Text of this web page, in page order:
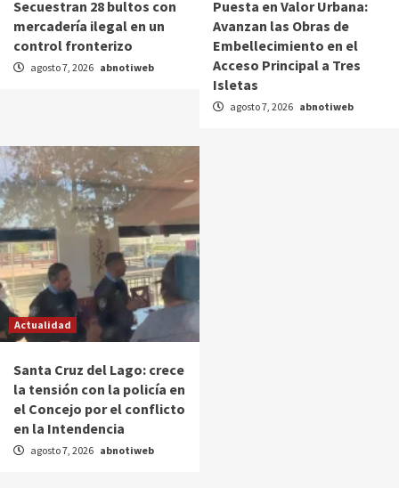
Secuestran 28 bultos con
mercadería ilegal en un
control fronterizo
agosto 7, 2026 abnotiweb
Puesta en Valor Urbana:
Avanzan las Obras de
Embellecimiento en el
Acceso Principal a Tres
Isletas
agosto 7, 2026 abnotiweb
Actualidad
Santa Cruz del Lago: crece
la tensión con la policía en
el Concejo por el conflicto
en la Intendencia
agosto 7, 2026 abnotiweb